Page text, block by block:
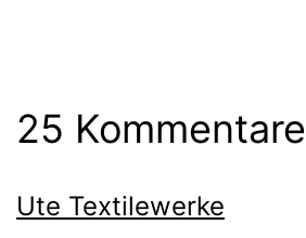
25 Kommentare
Ute Textilewerke